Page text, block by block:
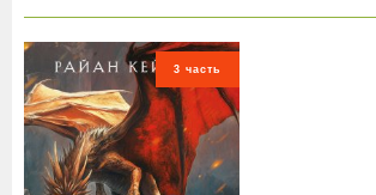
3 часть